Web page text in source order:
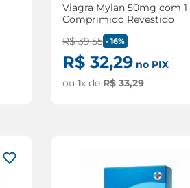
Viagra Mylan 50mg com 1
Comprimido Revestido
R$ 39,55 - 16%
R$ 32,29no PIX
ou 1x de R$ 33,29